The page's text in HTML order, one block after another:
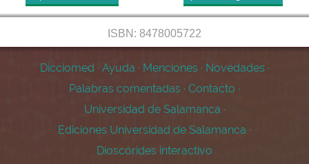
ISBN: 8478005722
Dicciomed · Ayuda · Menciones · Novedades ·
Palabras comentadas · Contacto ·
Universidad de Salamanca ·
Ediciones Universidad de Salamanca ·
Dioscórides interactivo